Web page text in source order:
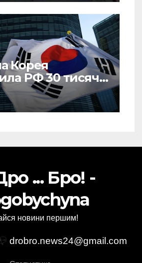
Корея
РФ 30 тисяч
... Бро! -
новини першим!
drobro.news24@gmail.com